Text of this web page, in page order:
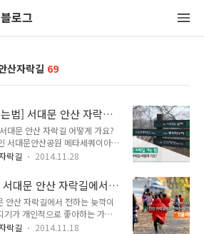
로그
산자락길 69
법] 서대문 안산 자락길
대문 안산 자락길 어떻게 가요?
서대문안산공원 메타세쿼이아
달려온 자취를 보면서 정리의
해드린 적이 없다는 것이죠!! 너
산 자락길인데 많은 분들에게
음이 빨라졌답니다^^ 그래서 준
으실래요?? ★ 서대문 안산 자
교통편 ⊙ 진입로 하나 : 지하
락길 2014.11.28
대문 안산 자락길에서
!
안산 자락길에서 전하는 늦깍이
가 개인적으로 좋아하는 가을!!
하지만 여전히 여기저기 남아있
락길 2014.11.18